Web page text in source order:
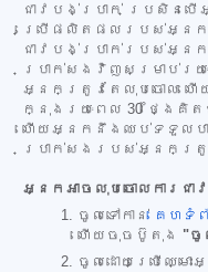
ជាវបង់ប្រាក់ ប្រសិន
ប្រើផលិតផលរបស់អ្នក
ជាវបង់ប្រាក់របស់អ្ន
ប្រាក់សងវិញសម្រាប់រ
អ្នកត្រូវតែលុបចោល ហើ
ក្នុងរយៈពេល 30 ថ្ង
ហើយអ្នកនឹងឈប់ទទួលបាន
ប្រាក់សងរបស់អ្នកត្រូវ
អ្នកអាចលុបចោលការជា
ចូលទៅកាន់ គេហទំព័
ហើយចុចប៊ូតុង "ចូ
ចូលដោយប្រើឈ្មោ